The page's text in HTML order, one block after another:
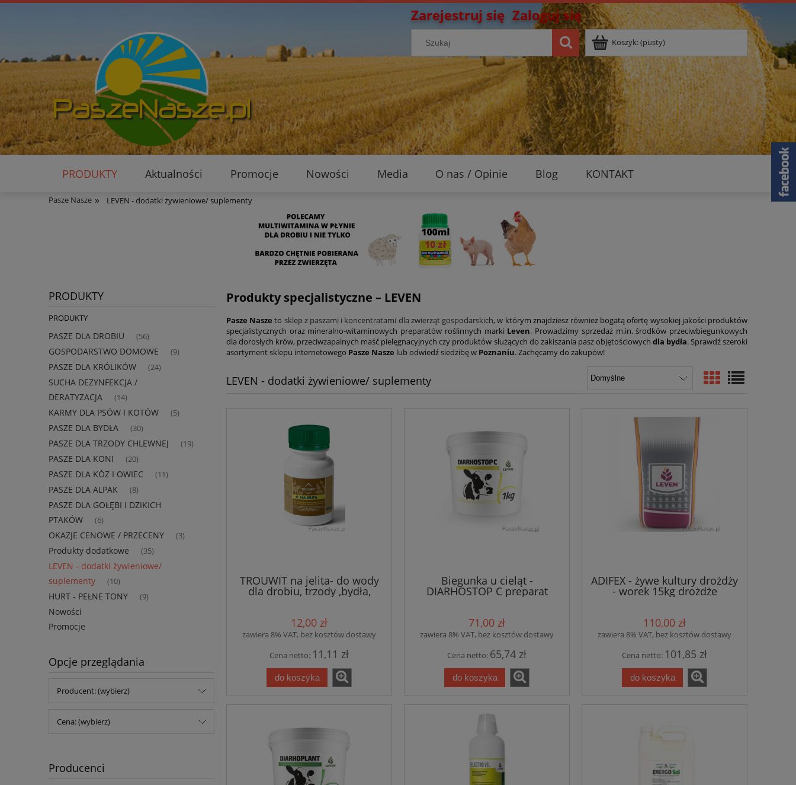
Zarejestruj się Zaloguj się
Koszyk:(pusty)
PRODUKTY Aktualności Promocje Nowości Media O nas / Opinie Blog KONTAKT
Pasze Nasze » LEVEN - dodatki żywieniowe/ suplementy
PRODUKTY
PRODUKTY
PASZE DLA DROBIU (56)
GOSPODARSTWO DOMOWE (9)
PASZE DLA KRÓLIKÓW (24)
SUCHA DEZYNFEKCJA /
DERATYZACJA
(14)
KARMY DLA PSÓW I KOTÓW (5)
PASZE DLA BYDŁA (30)
PASZE DLA TRZODY CHLEWNEJ (19)
PASZE DLA KONI (20)
PASZE DLA KÓZ I OWIEC (11)
PASZE DLA ALPAK (8)
PASZE DLA GOŁĘBI I DZIKICH
PTAKÓW
(6)
OKAZJE CENOWE / PRZECENY (3)
Produkty dodatkowe (35)
LEVEN - dodatki żywieniowe/
suplementy
(10)
HURT - PEŁNE TONY (9)
Nowości
Promocje
Opcje przeglądania
Producent: (wybierz)
Cena: (wybierz)
Producenci
Produkty specjalistyczne – LEVEN
Pasze Naszeto sklep z paszami i koncentratami dla zwierząt gospodarskich, w którym znajdziesz również bogatą ofertę wysokiej jakości produktów
specjalistycznych oraz mineralno-witaminowych preparatów roślinnych marki Leven. Prowadzimy sprzedaż m.in. środków przeciwbiegunkowych
dla dorosłych krów, przeciwzapalnych maść pielęgnacyjnych czy produktów służących do zakiszania pasz objętościowych dla bydła. Sprawdź szeroki
asortyment sklepu internetowego Pasze Nasze lub odwiedź siedzibę w Poznaniu. Zachęcamy do zakupów!
LEVEN - dodatki żywieniowe/ suplementy
TROUWIT na jelita- do wody
dla drobiu, trzody ,bydła,
12,00 zł
zawiera 8% VAT, bez kosztów dostawy
Cena netto: 11,11 zł
do koszyka
Biegunka u cieląt -
DIARHOSTOP C preparat
przeciwbiegunkowy dla cieląt
71,00 zł
zawiera 8% VAT, bez kosztów dostawy
Cena netto: 65,74 zł
do koszyka
ADIFEX - żywe kultury drożdży
- worek 15kg drożdże
paszowe
110,00 zł
zawiera 8% VAT, bez kosztów dostawy
Cena netto: 101,85 zł
do koszyka